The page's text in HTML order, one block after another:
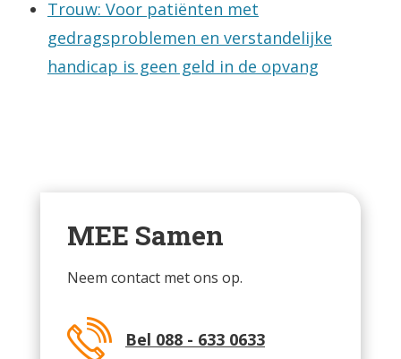
MEE Samen
Neem contact met ons op.
Bel 088 - 633 0633
Trouw: Voor patiënten met
gedragsproblemen en verstandelijke
handicap is geen geld in de opvang